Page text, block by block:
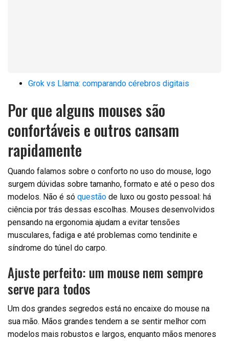
Grok vs Llama: comparando cérebros digitais
Por que alguns mouses são
confortáveis e outros cansam
rapidamente
Quando falamos sobre o conforto no uso do mouse, logo
surgem dúvidas sobre tamanho, formato e até o peso dos
modelos. Não é só questão de luxo ou gosto pessoal: há
ciência por trás dessas escolhas. Mouses desenvolvidos
pensando na ergonomia ajudam a evitar tensões
musculares, fadiga e até problemas como tendinite e
síndrome do túnel do carpo.
Ajuste perfeito: um mouse nem sempre
serve para todos
Um dos grandes segredos está no encaixe do mouse na
sua mão. Mãos grandes tendem a se sentir melhor com
modelos mais robustos e largos, enquanto mãos menores